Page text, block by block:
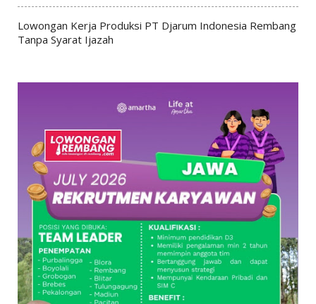
Lowongan Kerja Produksi PT Djarum Indonesia Rembang
Tanpa Syarat Ijazah